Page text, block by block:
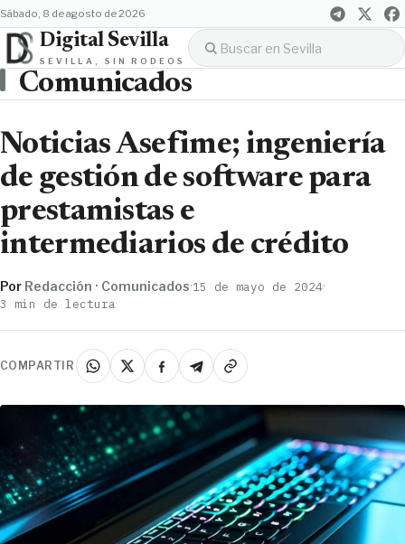
sábado, 8 de agosto de 2026
Digital Sevilla
SEVILLA, SIN RODEOS
Comunicados
Noticias Asefime; ingeniería
de gestión de software para
prestamistas e
intermediarios de crédito
Por Redacción · Comunicados·15 de mayo de 2024·
3 min de lectura
COMPARTIR